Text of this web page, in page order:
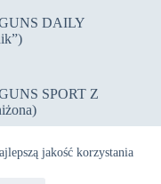
jakość korzystania
DAILY
SPORT Z
PiRO Z